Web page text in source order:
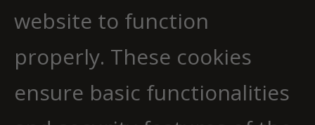
website to function
properly. These cookies
ensure basic functionalities